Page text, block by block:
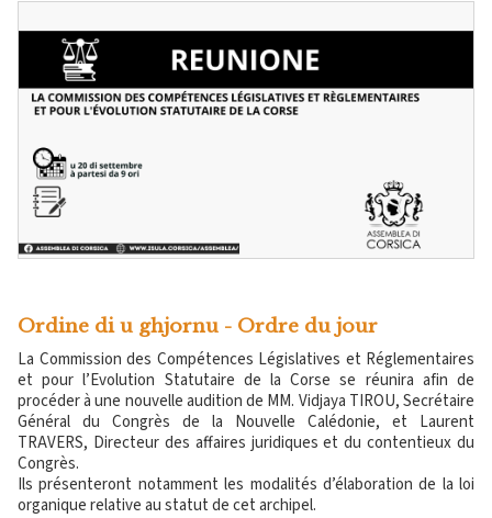
Ordine di u ghjornu - Ordre du jour
La Commission des Compétences Législatives et Réglementaires
et pour l’Evolution Statutaire de la Corse se réunira afin de
procéder à une nouvelle audition de MM. Vidjaya TIROU, Secrétaire
Général du Congrès de la Nouvelle Calédonie, et Laurent
TRAVERS, Directeur des affaires juridiques et du contentieux du
Congrès.
Ils présenteront notamment les modalités d’élaboration de la loi
organique relative au statut de cet archipel.